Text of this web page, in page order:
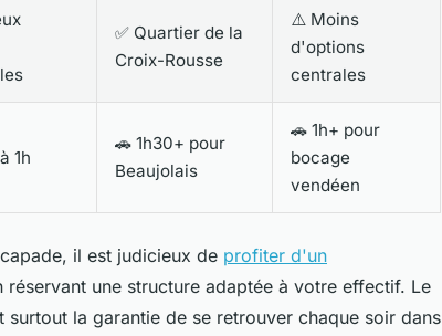
✅ Quartier de la
Croix-Rousse
⚠️ Moins
d'options
centrales
1h
🚗 1h30+ pour
Beaujolais
🚗 1h+ pour
bocage
vendéen
il est judicieux de profiter d'un
réservant une structure adaptée à votre effectif. Le
surtout la garantie de se retrouver chaque soir dans